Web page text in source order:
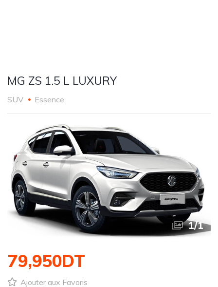
MG ZS 1.5 L LUXURY
SUV Essence
1/1
79,950DT
Ajouter aux Favoris